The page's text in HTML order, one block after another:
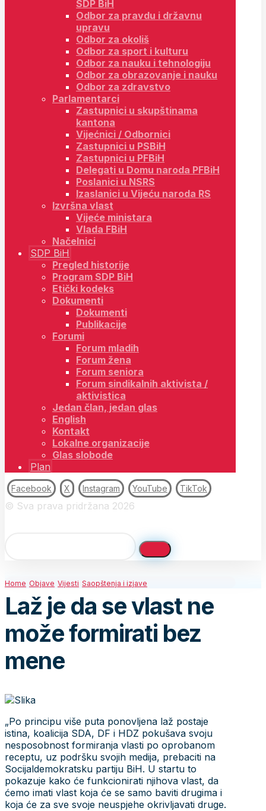
SDP BiH
Odbor za pravdu i državnu
upravu
Odbor za okoliš
Odbor za sport i kulturu
Odbor za nauku i tehnologiju
Odbor za obrazovanje i nauku
Odbor za zdravstvo
Parlamentarci
Zastupnici u skupštinama
kantona
Vijećnici / Odbornici
Zastupnici u PSBiH
Zastupnici u PFBiH
Delegati u Domu naroda PFBiH
Poslanici u NSRS
Izaslanici u Vijeću naroda RS
Izvršna vlast
Vijeće ministara
Vlada FBiH
Načelnici
SDP BiH
Pregled historije
Program SDP BiH
Etički kodeks
Dokumenti
Dokumenti
Publikacije
Forumi
Forum mladih
Forum žena
Forum seniora
Forum sindikalnih aktivista /
aktivistica
Jedan član, jedan glas
English
Kontakt
Lokalne organizacije
Glas slobode
Plan
Facebook X Instagram YouTube TikTok
© Sva prava pridržana 2026
Home Objave Vijesti Saopštenja i izjave
Laž je da se vlast ne
može formirati bez
mene
„Po principu više puta ponovljena laž postaje
istina, koalicija SDA, DF i HDZ pokušava svoju
nesposobnost formiranja vlasti po oprobanom
receptu, uz podršku svojih medija, prebaciti na
Socijaldemokratsku partiju BiH. U startu to
pokazuje kako će funkcionirati njihova vlast, da
ćemo imati vlast koja će se samo baviti drugima i
koja će za sve svoje neuspjehe okrivljavati druge.